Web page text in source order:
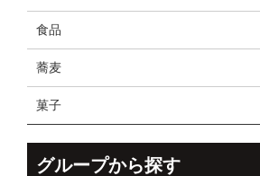
食品
蕎麦
菓子
グループから探す